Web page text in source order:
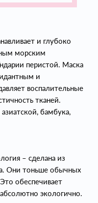
и глубоко
морским
перистой. Маска
и
воспалительные
тканей.
бамбука,
– сделана из
Они тоньше обычных
обеспечивает
экологично.